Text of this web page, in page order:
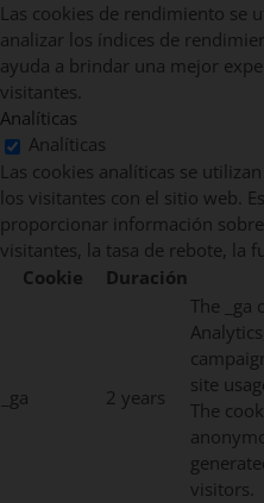
Las cookies de rendimiento se
analizar los índices de
ayuda a brindar una mejor
visitantes.
Analíticas
Analíticas
Las cookies analíticas se
los visitantes con el sitio web.
proporcionar información
visitantes, la tasa de rebote, la
Cookie
Duración
_ga 2 years
The _ga
site
The
visitors.